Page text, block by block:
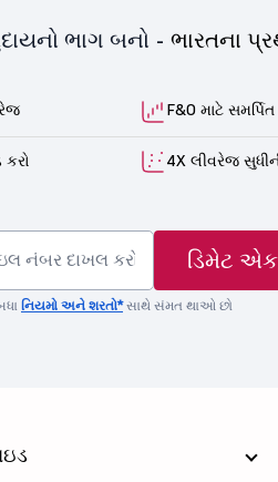
ભાગ બનો - ભારતના
F&O માટે
કરો 4X લીવરેજ
ડિમેટ
નિયમો અને શરતો*સાથે સંમત થાઓ છો